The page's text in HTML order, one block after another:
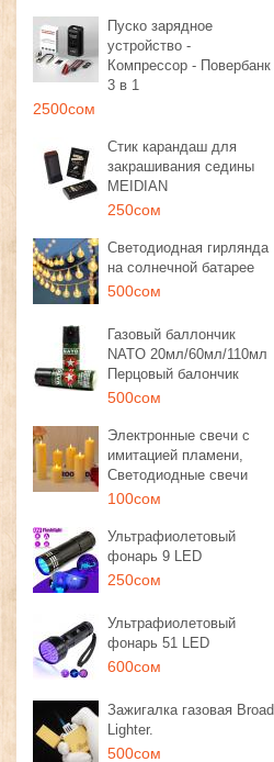
Пуско зарядное
устройство -
Компрессор - Повербанк
3 в 1
2500сом
Стик карандаш для
закрашивания седины
MEIDIAN
250сом
Светодиодная гирлянда
на солнечной батарее
500сом
Газовый баллончик
NATO 20мл/60мл/110мл
Перцовый балончик
500сом
Электронные свечи с
имитацией пламени,
Светодиодные свечи
100сом
Ультрафиолетовый
фонарь 9 LED
250сом
Ультрафиолетовый
фонарь 51 LED
600сом
Зажигалка газовая Broad
Lighter.
500сом